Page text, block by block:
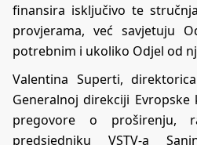
finansira isključivo te
provjerama, već savjetuju
potrebnim i ukoliko Odjel od
Valentina Superti,
Generalnoj direkciji
pregovore o proširenju,
predsjedniku VSTV-a